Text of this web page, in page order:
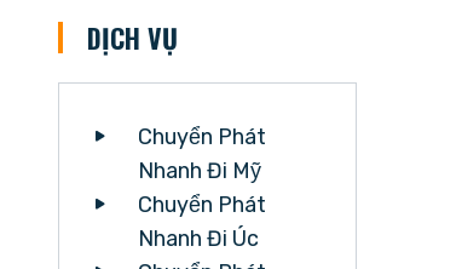
DỊCH VỤ
Chuyển Phát
Nhanh Đi Mỹ
Chuyển Phát
Nhanh Đi Úc